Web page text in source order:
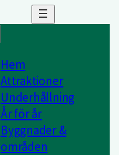
Hem
Attraktioner
Underhållning
År för år
Byggnader &
områden